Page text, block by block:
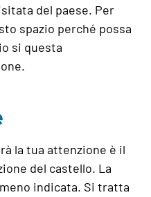
del paese. Per
spazio perché possa
si questa
la tua attenzione è il
del castello. La
indicata. Si tratta